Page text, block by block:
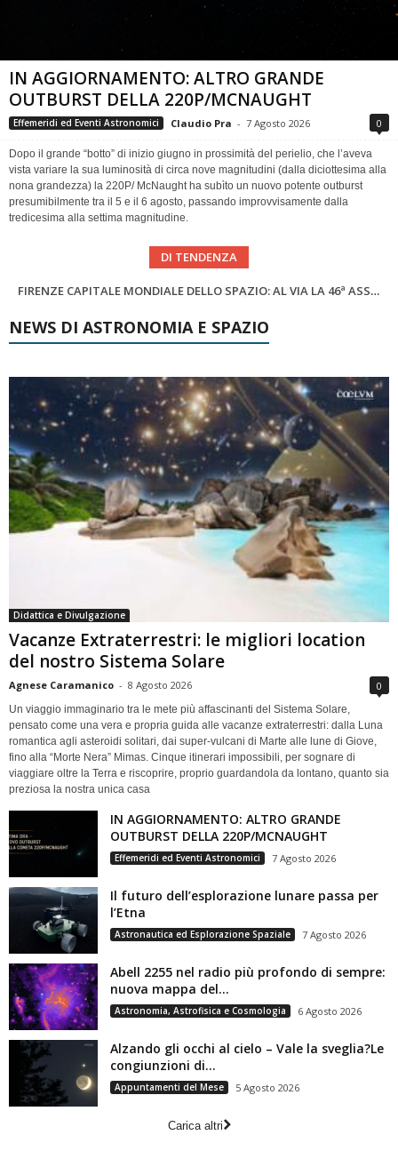
IN AGGIORNAMENTO: ALTRO GRANDE
OUTBURST DELLA 220P/MCNAUGHT
Effemeridi ed Eventi Astronomici Claudio Pra - 7 Agosto 2026 0
Dopo il grande “botto” di inizio giugno in prossimità del perielio, che l’aveva
vista variare la sua luminosità di circa nove magnitudini (dalla diciottesima alla
nona grandezza) la 220P/ McNaught ha subìto un nuovo potente outburst
presumibilmente tra il 5 e il 6 agosto, passando improvvisamente dalla
tredicesima alla settima magnitudine.
DI TENDENZA
Cielo del Mese di Agosto 2026
SUPERNOVAE aggiornamenti del mese – Agosto 2026
NEWS DI ASTRONOMIA E SPAZIO
Didattica e Divulgazione
Vacanze Extraterrestri: le migliori location
del nostro Sistema Solare
Agnese Caramanico - 8 Agosto 2026 0
Un viaggio immaginario tra le mete più affascinanti del Sistema Solare,
pensato come una vera e propria guida alle vacanze extraterrestri: dalla Luna
romantica agli asteroidi solitari, dai super-vulcani di Marte alle lune di Giove,
fino alla “Morte Nera” Mimas. Cinque itinerari impossibili, per sognare di
viaggiare oltre la Terra e riscoprire, proprio guardandola da lontano, quanto sia
preziosa la nostra unica casa
IN AGGIORNAMENTO: ALTRO GRANDE
OUTBURST DELLA 220P/MCNAUGHT
Effemeridi ed Eventi Astronomici 7 Agosto 2026
Il futuro dell’esplorazione lunare passa per
l’Etna
Astronautica ed Esplorazione Spaziale 7 Agosto 2026
Abell 2255 nel radio più profondo di sempre:
nuova mappa del...
Astronomia, Astrofisica e Cosmologia 6 Agosto 2026
Alzando gli occhi al cielo – Vale la sveglia?Le
congiunzioni di...
Appuntamenti del Mese 5 Agosto 2026
Carica altri